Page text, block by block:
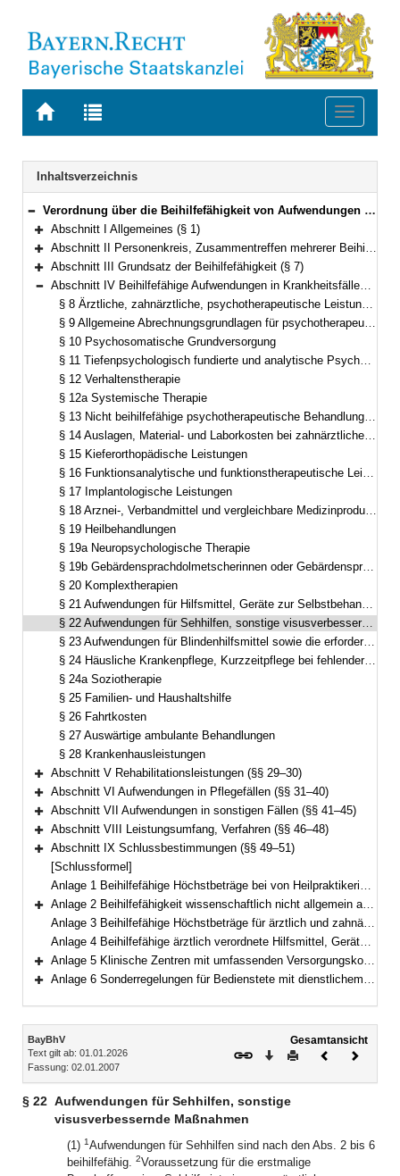
Zur
BAYERN.RECHT
Zur
letzten
Suche
Toggle
Navigation
Inhaltsverzeichnis
Bereich reduzieren
Verordnung über die Beihilfefähigkeit von Aufwendungen in Krankheits-, Geburts-, Pflege- und sonstigen Fällen (Bayerische Beihilfeverordnung – BayBhV) Vom 2. Januar 2007 (GVBl. S. 15) BayRS 2030-2-27-F (§§ 1–51)
Bereich erweitern
Abschnitt I Allgemeines (§ 1)
Bereich erweitern
Abschnitt II Personenkreis, Zusammentreffen mehrerer Beihilfeberechtigungen, Konkurrenzregelungen (§§ 2–6)
Bereich erweitern
Abschnitt III Grundsatz der Beihilfefähigkeit (§ 7)
Bereich reduzieren
Abschnitt IV Beihilfefähige Aufwendungen in Krankheitsfällen (§§ 8–28)
§ 8 Ärztliche, zahnärztliche, psychotherapeutische Leistungen und Heilpraktikerleistungen
§ 9 Allgemeine Abrechnungsgrundlagen für psychotherapeutische Leistungen
§ 10 Psychosomatische Grundversorgung
§ 11 Tiefenpsychologisch fundierte und analytische Psychotherapie
§ 12 Verhaltenstherapie
§ 12a Systemische Therapie
§ 13 Nicht beihilfefähige psychotherapeutische Behandlungsverfahren
§ 14 Auslagen, Material- und Laborkosten bei zahnärztlichen Leistungen
§ 15 Kieferorthopädische Leistungen
§ 16 Funktionsanalytische und funktionstherapeutische Leistungen
§ 17 Implantologische Leistungen
§ 18 Arznei-, Verbandmittel und vergleichbare Medizinprodukte
§ 19 Heilbehandlungen
§ 19a Neuropsychologische Therapie
§ 19b Gebärdensprachdolmetscherinnen oder Gebärdensprachdolmetscher
§ 20 Komplextherapien
§ 21 Aufwendungen für Hilfsmittel, Geräte zur Selbstbehandlung und Selbstkontrolle, für Körperersatzstücke sowie für digitale Gesundheitsanwendungen
§ 22 Aufwendungen für Sehhilfen, sonstige visusverbessernde Maßnahmen
§ 23 Aufwendungen für Blindenhilfsmittel sowie die erforderliche Schulung in Orientierung und Mobilität
§ 24 Häusliche Krankenpflege, Kurzzeitpflege bei fehlender Pflegebedürftigkeit, Übergangspflege im Krankenhaus
§ 24a Soziotherapie
§ 25 Familien- und Haushaltshilfe
§ 26 Fahrtkosten
§ 27 Auswärtige ambulante Behandlungen
§ 28 Krankenhausleistungen
Bereich erweitern
Abschnitt V Rehabilitationsleistungen (§§ 29–30)
Bereich erweitern
Abschnitt VI Aufwendungen in Pflegefällen (§§ 31–40)
Bereich erweitern
Abschnitt VII Aufwendungen in sonstigen Fällen (§§ 41–45)
Bereich erweitern
Abschnitt VIII Leistungsumfang, Verfahren (§§ 46–48)
Bereich erweitern
Abschnitt IX Schlussbestimmungen (§§ 49–51)
[Schlussformel]
Anlage 1 Beihilfefähige Höchstbeträge bei von Heilpraktikerinnen und Heilpraktikern erbrachten Leistungen
Bereich erweitern
Anlage 2 Beihilfefähigkeit wissenschaftlich nicht allgemein anerkannter Methoden
Anlage 3 Beihilfefähige Höchstbeträge für ärztlich und zahnärztlich verordnete Heilbehandlungen
Anlage 4 Beihilfefähige ärztlich verordnete Hilfsmittel, Geräte zur Selbstbehandlung und Selbstkontrolle sowie Körperersatzstücke
Bereich erweitern
Anlage 5 Klinische Zentren mit umfassenden Versorgungskonzepten zur Erkennung und Therapie von erblich bedingten Krebserkrankungen
Anlage 6 Sonderregelungen für Bedienstete mit dienstlichem Wohnsitz im Ausland
Inhalt
BayBhV
Text gilt ab: 01.01.2026
Fassung: 02.01.2007
Gesamtansicht
Download
DruckenVorheriges
§ 22 Aufwendungen für Sehhilfen, sonstige
visusverbessernde Maßnahmen
(1) 1Aufwendungen für Sehhilfen sind nach den Abs. 2 bis 6
beihilfefähig. 2Voraussetzung für die erstmalige